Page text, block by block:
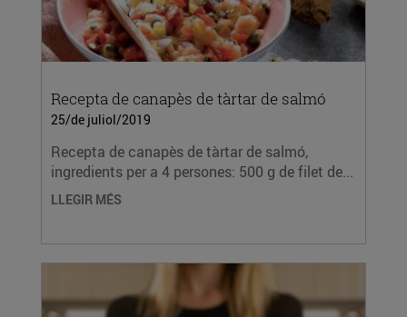
Recepta de canapès de tàrtar de salmó
25/de juliol/2019
Recepta de canapès de tàrtar de salmó,
ingredients per a 4 persones: 500 g de filet de...
LLEGIR MÉS